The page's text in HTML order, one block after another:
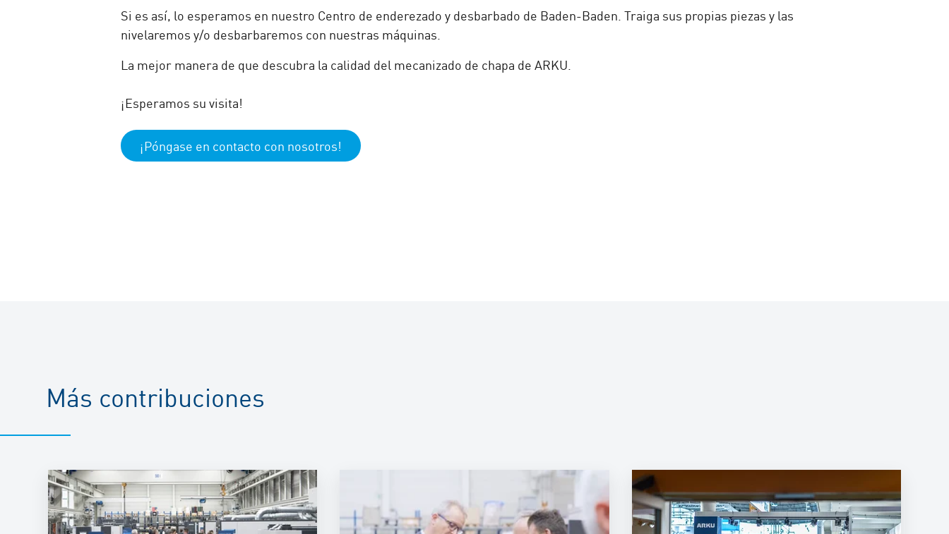
Si es así, lo esperamos en nuestro Centro de enderezado y desbarbado de Baden-Baden. Traiga sus propias piezas y las
nivelaremos y/o desbarbaremos con nuestras máquinas.
La mejor manera de que descubra la calidad del mecanizado de chapa de ARKU.
¡Esperamos su visita!
¡Póngase en contacto con nosotros!
Más contribuciones